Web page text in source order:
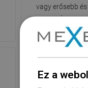
vagy erősebb
Ez a